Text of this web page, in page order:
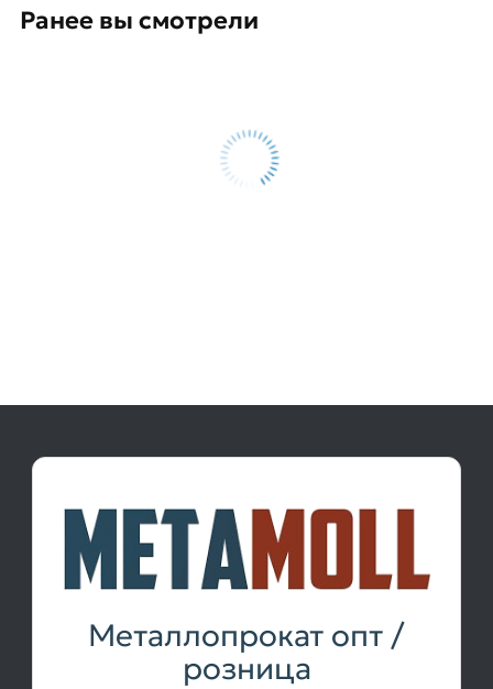
Ранее вы смотрели
Металлопрокат опт /
розница